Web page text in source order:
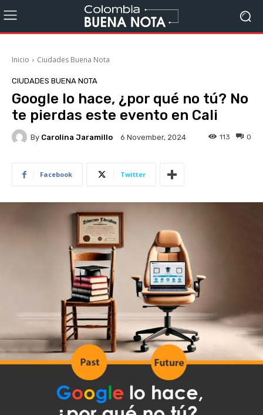
Inicio Ciudades Buena Nota
CIUDADES BUENA NOTA
Google lo hace, ¿por qué no tú? No
te pierdas este evento en Cali
By Carolina Jaramillo 6 November, 2024 0
113
Facebook Twitter